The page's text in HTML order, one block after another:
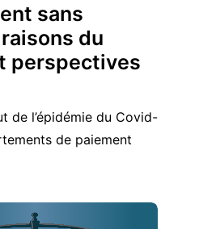
sans
du
perspectives
de l’épidémie du Covid-
de paiement